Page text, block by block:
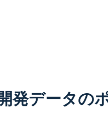
発データの